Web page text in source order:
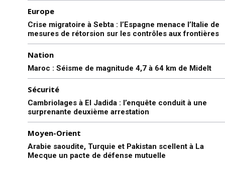
Europe
Crise migratoire à Sebta : l’Espagne menace l’Italie de
mesures de rétorsion sur les contrôles aux frontières
Nation
Maroc : Séisme de magnitude 4,7 à 64 km de Midelt
Sécurité
Cambriolages à El Jadida : l’enquête conduit à une
surprenante deuxième arrestation
Moyen-Orient
Arabie saoudite, Turquie et Pakistan scellent à La
Mecque un pacte de défense mutuelle